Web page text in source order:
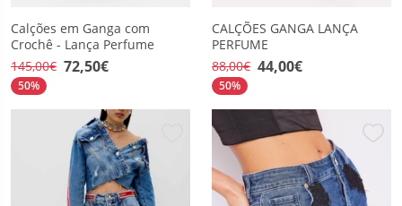
Calções em Ganga com
Crochê - Lança Perfume
145,00€ 72,50€
50%
CALÇÕES GANGA LANÇA
PERFUME
88,00€ 44,00€
50%